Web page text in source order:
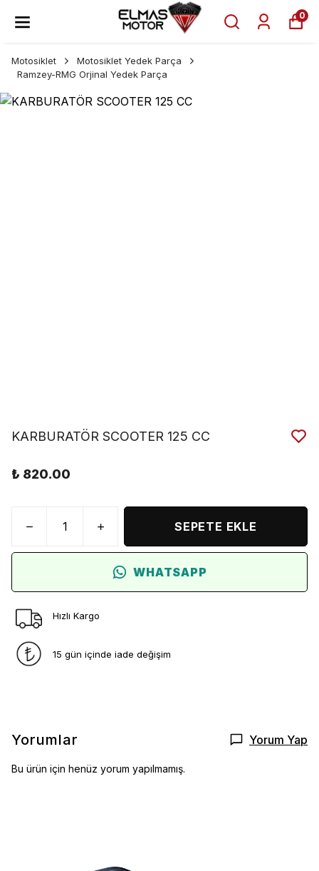
0
Motosiklet
Motosiklet Yedek Parça
Ramzey-RMG Orjinal Yedek Parça
KARBURATÖR SCOOTER 125 CC
₺ 820.00
SEPETE EKLE
WHATSAPP
Hızlı Kargo
15 gün içinde iade değişim
Yorumlar Yorum Yap
Bu ürün için henüz yorum yapılmamış.